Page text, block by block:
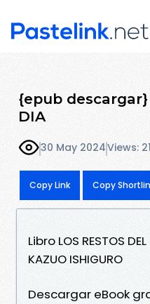
{epub descargar}
DIA
30 May 2024Views:
Copy Link Copy
Libro LOS RESTOS
KAZUO ISHIGURO
Descargar eBook